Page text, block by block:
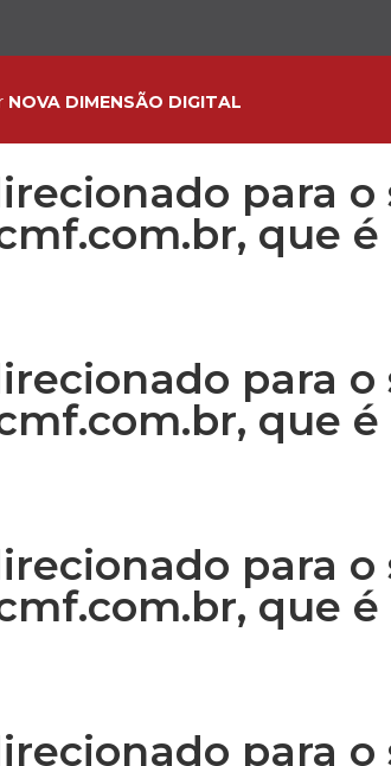
NOVA DIMENSÃO DIGITAL
para o
que é
para o
que é
para o
que é
para o